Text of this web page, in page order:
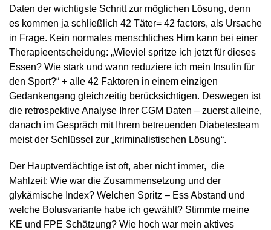
Daten der wichtigste Schritt zur möglichen Lösung, denn
es kommen ja schließlich 42 Täter= 42 factors, als Ursache
in Frage. Kein normales menschliches Hirn kann bei einer
Therapieentscheidung: „Wieviel spritze ich jetzt für dieses
Essen? Wie stark und wann reduziere ich mein Insulin für
den Sport?“ + alle 42 Faktoren in einem einzigen
Gedankengang gleichzeitig berücksichtigen. Deswegen ist
die retrospektive Analyse Ihrer CGM Daten – zuerst alleine,
danach im Gespräch mit Ihrem betreuenden Diabetesteam
meist der Schlüssel zur „kriminalistischen Lösung“.
Der Hauptverdächtige ist oft, aber nicht immer, die
Mahlzeit: Wie war die Zusammensetzung und der
glykämische Index? Welchen Spritz – Ess Abstand und
welche Bolusvariante habe ich gewählt? Stimmte meine
KE und FPE Schätzung? Wie hoch war mein aktives